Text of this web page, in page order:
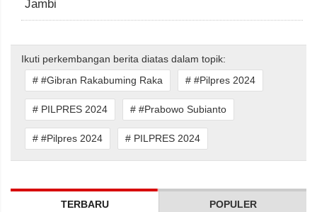
Jambi
Ikuti perkembangan berita diatas dalam topik:
# #Gibran Rakabuming Raka
# #Pilpres 2024
# PILPRES 2024 # #Prabowo Subianto
# #Pilpres 2024 # PILPRES 2024
TERBARU POPULER